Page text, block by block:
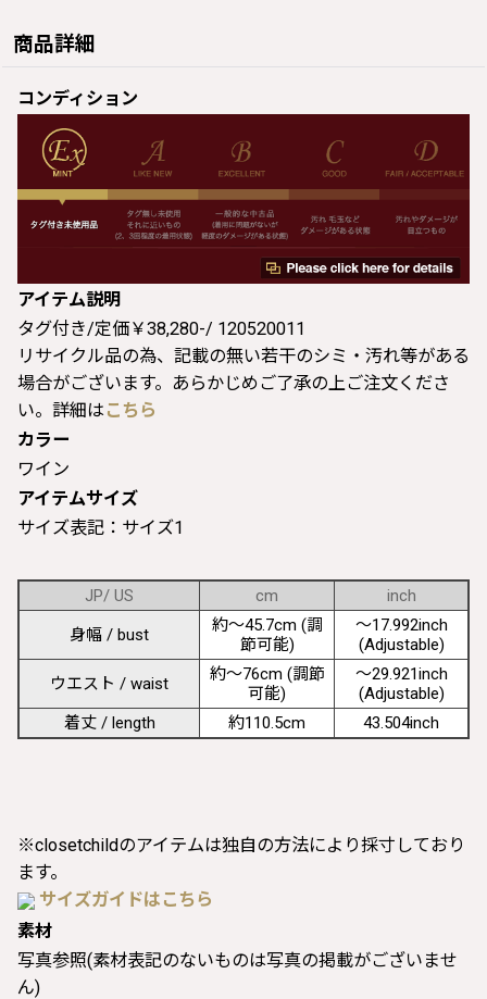
商品詳細
コンディション
アイテム説明
タグ付き/定価￥38,280-/ 120520011
リサイクル品の為、記載の無い若干のシミ・汚れ等がある
場合がございます。あらかじめご了承の上ご注文くださ
い。詳細は こちら
カラー
ワイン
アイテムサイズ
サイズ表記：サイズ1
JP/ US cm
inch
身幅 / bust
約〜45.7cm (調
節可能)
〜17.992inch
(Adjustable)
ウエスト / waist
約〜76cm (調節
可能)
〜29.921inch
(Adjustable)
着丈 / length
約110.5cm 43.504inch
※closetchildのアイテムは独自の方法により採寸しており
ます。
サイズガイドはこちら
素材
写真参照(素材表記のないものは写真の掲載がございませ
ん)